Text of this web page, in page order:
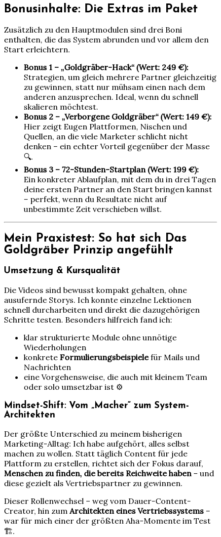
Bonusinhalte: Die Extras im Paket
Zusätzlich zu den Hauptmodulen sind drei Boni
enthalten, die das System abrunden und vor allem den
Start erleichtern.
Bonus 1 – „Goldgräber-Hack“ (Wert: 249 €):
Strategien, um gleich mehrere Partner gleichzeitig
zu gewinnen, statt nur mühsam einen nach dem
anderen anzusprechen. Ideal, wenn du schnell
skalieren möchtest.
Bonus 2 – „Verborgene Goldgräber“ (Wert: 149 €):
Hier zeigt Eugen Plattformen, Nischen und
Quellen, an die viele Marketer schlicht nicht
denken – ein echter Vorteil gegenüber der Masse
🔍.
Bonus 3 – 72-Stunden-Startplan (Wert: 199 €):
Ein konkreter Ablaufplan, mit dem du in drei Tagen
deine ersten Partner an den Start bringen kannst
– perfekt, wenn du Resultate nicht auf
unbestimmte Zeit verschieben willst.
Mein Praxistest: So hat sich Das
Goldgräber Prinzip angefühlt
Umsetzung & Kursqualität
Die Videos sind bewusst kompakt gehalten, ohne
ausufernde Storys. Ich konnte einzelne Lektionen
schnell durcharbeiten und direkt die dazugehörigen
Schritte testen. Besonders hilfreich fand ich:
klar strukturierte Module ohne unnötige
Wiederholungen
konkrete Formulierungsbeispielefür Mails und
Nachrichten
eine Vorgehensweise, die auch mit kleinem Team
oder solo umsetzbar ist ⚙️
Mindset-Shift: Vom „Macher“ zum System-
Architekten
Der größte Unterschied zu meinem bisherigen
Marketing-Alltag: Ich habe aufgehört, alles selbst
machen zu wollen. Statt täglich Content für jede
Plattform zu erstellen, richtet sich der Fokus darauf,
Menschen zu finden, die bereits Reichweite haben– und
diese gezielt als Vertriebspartner zu gewinnen.
Dieser Rollenwechsel – weg vom Dauer-Content-
Creator, hin zumArchitekten eines Vertriebssystems –
war für mich einer der größten Aha-Momente im Test
🏗️.